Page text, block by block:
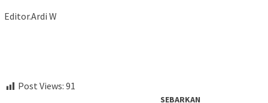
Editor.Ardi W
Post Views: 91
SEBARKAN